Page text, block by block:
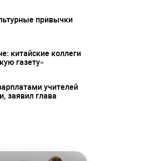
привычки
китайские коллеги
газету»
учителей
заявил глава